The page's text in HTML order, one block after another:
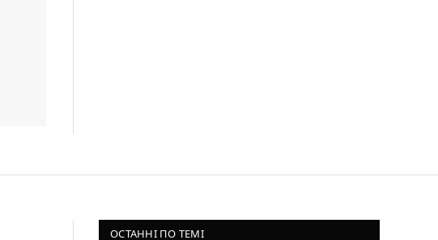
ОСТАННІ ПО ТЕМІ